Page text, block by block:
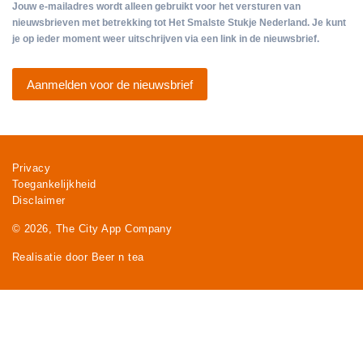
Jouw e-mailadres wordt alleen gebruikt voor het versturen van
nieuwsbrieven met betrekking tot Het Smalste Stukje Nederland. Je kunt
je op ieder moment weer uitschrijven via een link in de nieuwsbrief.
Aanmelden voor de nieuwsbrief
Privacy
Toegankelijkheid
Disclaimer
© 2026, The City App Company
Realisatie door Beer n tea